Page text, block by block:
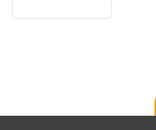
1T02LZ0NL0